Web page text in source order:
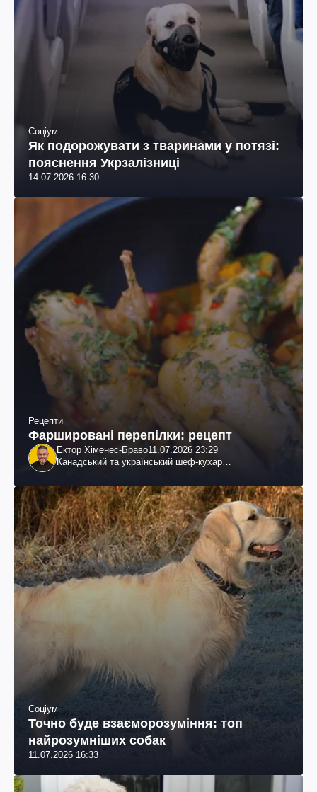
Соціум
Як подорожувати з тваринами у потязі:
пояснення Укрзалізниці
14.07.2026 16:30
Рецепти
Фаршировані перепілки: рецепт
Ектор Хіменес-Браво11.07.2026 23:29
Канадський та український шеф-кухар
Соціум
Точно буде взаєморозуміння: топ
найрозумніших собак
11.07.2026 16:33